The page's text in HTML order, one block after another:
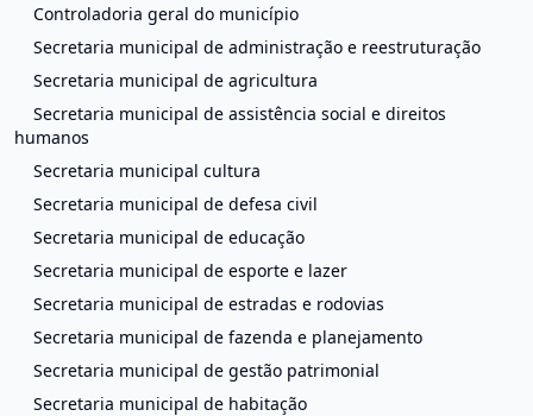
Controladoria geral do município
Secretaria municipal de administração e reestruturação
Secretaria municipal de agricultura
Secretaria municipal de assistência social e direitos
humanos
Secretaria municipal cultura
Secretaria municipal de defesa civil
Secretaria municipal de educação
Secretaria municipal de esporte e lazer
Secretaria municipal de estradas e rodovias
Secretaria municipal de fazenda e planejamento
Secretaria municipal de gestão patrimonial
Secretaria municipal de habitação